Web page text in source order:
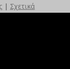
| Σχετικά